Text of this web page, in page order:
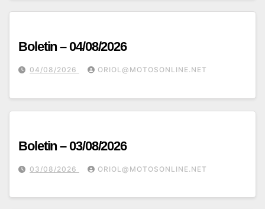
Boletin – 04/08/2026
04/08/2026 ORIOL@MOTOSONLINE.NET
Boletin – 03/08/2026
03/08/2026 ORIOL@MOTOSONLINE.NET